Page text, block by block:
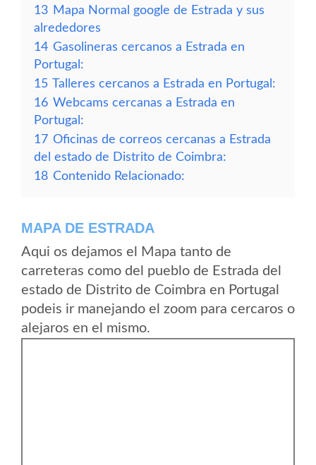
13 Mapa Normal google de Estrada y sus
alrededores
14 Gasolineras cercanos a Estrada en
Portugal:
15 Talleres cercanos a Estrada en Portugal:
16 Webcams cercanas a Estrada en
Portugal:
17 Oficinas de correos cercanas a Estrada
del estado de Distrito de Coimbra:
18 Contenido Relacionado:
MAPA DE ESTRADA
Aqui os dejamos el Mapa tanto de
carreteras como del pueblo de Estrada del
estado de Distrito de Coimbra en Portugal
podeis ir manejando el zoom para cercaros o
alejaros en el mismo.